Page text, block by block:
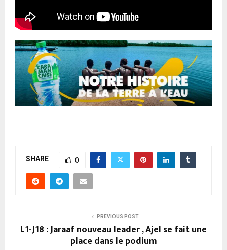
SHARE 0
PREVIOUS POST
L1-J18 : Jaraaf nouveau leader , Ajel se fait une
place dans le podium